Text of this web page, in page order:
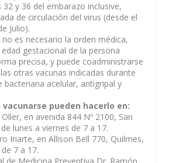
y 36 del embarazo inclusive,
de circulación del virus (desde el
Julio).
no es necesario la orden médica,
gestacional de la persona
precisa, y puede coadministrarse
otras vacunas indicadas durante
bacteriana acelular, antigripal y
pueden hacerlo en:
en avenida 844 Nº 2100, San
lunes a viernes de 7 a 17.
Iriarte, en Allison Bell 770, Quilmes,
7 a 17.